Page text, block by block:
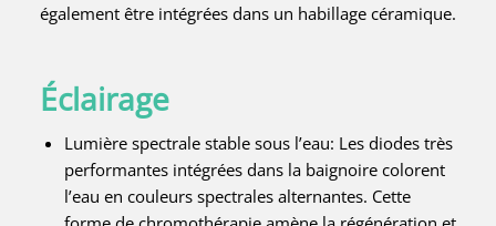
également être intégrées dans un habillage céramique.
Éclairage
Lumière spectrale stable sous l’eau: Les diodes très
performantes intégrées dans la baignoire colorent
l’eau en couleurs spectrales alternantes. Cette